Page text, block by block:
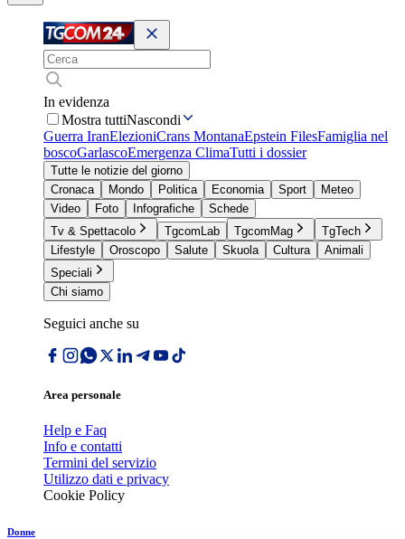
In evidenza
Mostra tuttiNascondi
Guerra IranElezioniCrans MontanaEpstein FilesFamiglia nel
boscoGarlascoEmergenza ClimaTutti i dossier
Tutte le notizie del giorno
Cronaca
Mondo Politica Economia Sport
Meteo
Video
Foto Infografiche
Schede
Tv & Spettacolo
TgcomLab TgcomMag
TgTech
Lifestyle
Oroscopo Salute Skuola Cultura
Animali
Speciali
Chi siamo
Seguici anche su
Area personale
Help e Faq
Info e contatti
Termini del servizio
Utilizzo dati e privacy
Cookie Policy
Donne